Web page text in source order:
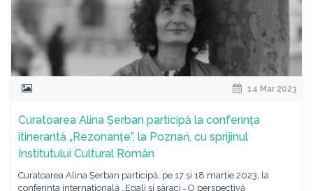
14 Mar 2023
Curatoarea Alina Șerban participă la conferința
itinerantă „Rezonanțe”, la Poznań, cu sprijinul
Institutului Cultural Român
Curatoarea Alina Șerban participă, pe 17 și 18 martie 2023, la
conferința internațională „Egali și săraci ˗ O perspectivă